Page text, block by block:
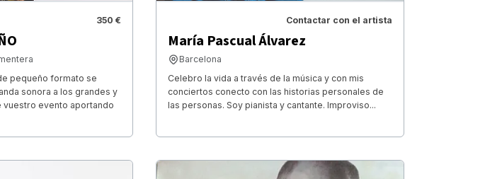
350 €
pequeño formato se
sonora a los grandes y
evento aportando
Contactar con el artista
María Pascual Álvarez
Barcelona
Celebro la vida a través de la música y con mis
conciertos conecto con las historias personales de
las personas. Soy pianista y cantante. Improviso...